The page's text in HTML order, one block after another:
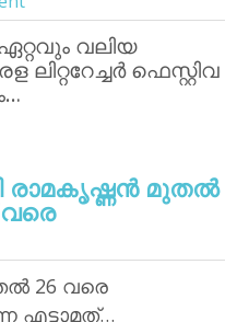
വലിയ
ഫെസ്റ്റിവ
രാമകൃഷ്ണന്‍ മുതല്‍
26 വരെ
എട്ടാമത്…